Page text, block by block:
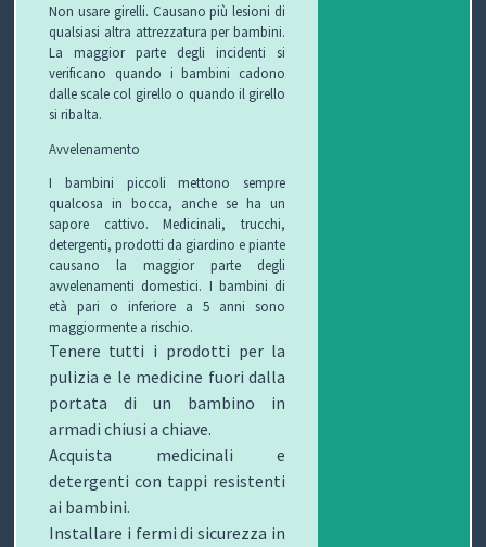
Non usare girelli. Causano più lesioni di
qualsiasi altra attrezzatura per bambini.
La maggior parte degli incidenti si
verificano quando i bambini cadono
dalle scale col girello o quando il girello
si ribalta.
Avvelenamento
I bambini piccoli mettono sempre
qualcosa in bocca, anche se ha un
sapore cattivo. Medicinali, trucchi,
detergenti, prodotti da giardino e piante
causano la maggior parte degli
avvelenamenti domestici. I bambini di
età pari o inferiore a 5 anni sono
maggiormente a rischio.
Tenere tutti i prodotti per la
pulizia e le medicine fuori dalla
portata di un bambino in
armadi chiusi a chiave.
Acquista medicinali e
detergenti con tappi resistenti
ai bambini.
Installare i fermi di sicurezza in